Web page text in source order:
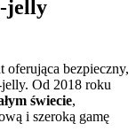
jelly
oferująca bezpieczny,
Od 2018 roku
świecie,
i szeroką gamę